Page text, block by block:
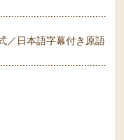
／日本語字幕付き原語